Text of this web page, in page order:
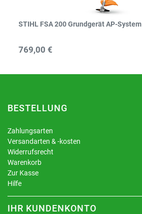
STIHL FSA 200 Grundgerät AP-System
769,00 €
BESTELLUNG
Zahlungsarten
Versandarten & -kosten
Widerrufsrecht
Warenkorb
Zur Kasse
Hilfe
IHR KUNDENKONTO